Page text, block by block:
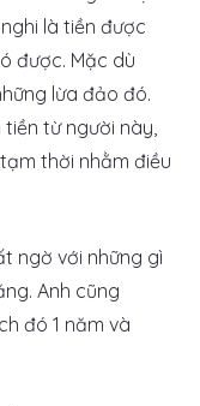
là tiền được
được. Mặc dù
lừa đảo đó.
từ người này,
thời nhằm điều
ngờ với những gì
Anh cũng
đó 1 năm và